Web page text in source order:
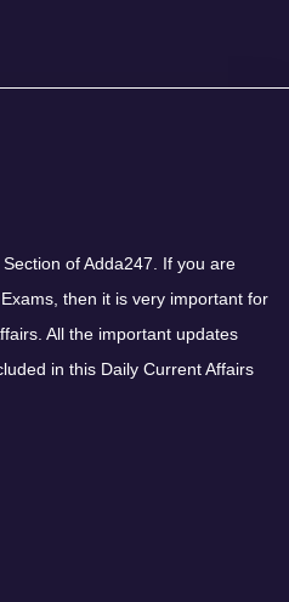
of Adda247. If you are
then it is very important for
All the important updates
in this Daily Current Affairs